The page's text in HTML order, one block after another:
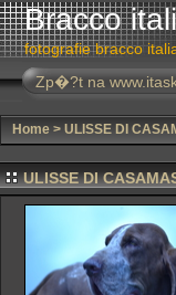
Bracco
fotografie bracco
Zp�?t na
Home > ULISSE DI
ULISSE DI